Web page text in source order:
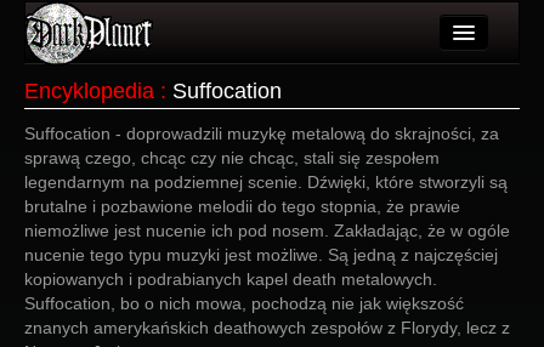
Wydarzenia
Galeria
Forum
Więcej
Encyklopedia : Suffocation
Suffocation - doprowadzili muzykę metalową do skrajności, za
sprawą czego, chcąc czy nie chcąc, stali się zespołem
legendarnym na podziemnej scenie. Dźwięki, które stworzyli są
brutalne i pozbawione melodii do tego stopnia, że prawie
niemożliwe jest nucenie ich pod nosem. Zakładając, że w ogóle
nucenie tego typu muzyki jest możliwe. Są jedną z najczęściej
kopiowanych i podrabianych kapel death metalowych.
Suffocation, bo o nich mowa, pochodzą nie jak większość
znanych amerykańskich deathowych zespołów z Florydy, lecz z